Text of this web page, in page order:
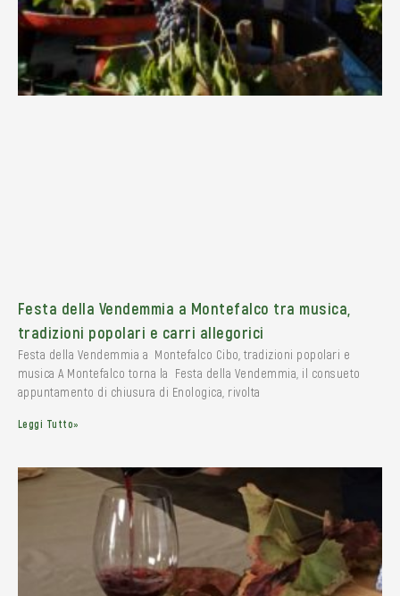
Festa della Vendemmia a Montefalco tra musica,
tradizioni popolari e carri allegorici
Festa della Vendemmia a Montefalco Cibo, tradizioni popolari e
musica A Montefalco torna la Festa della Vendemmia, il consueto
appuntamento di chiusura di Enologica, rivolta
Leggi Tutto»